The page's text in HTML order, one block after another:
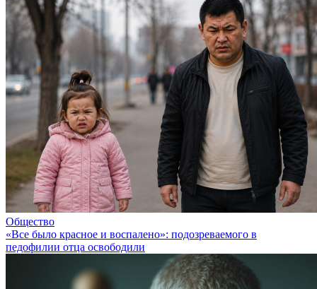
Общество
«Все было красное и воспалено»: подозреваемого в
педофилии отца освободили